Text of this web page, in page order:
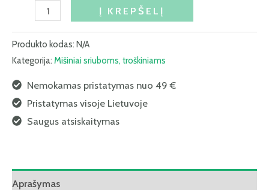
Į KREPŠELĮ
Produkto kodas: N/A
Kategorija: Mišiniai sriuboms, troškiniams
Nemokamas pristatymas nuo 49 €
Pristatymas visoje Lietuvoje
Saugus atsiskaitymas
Aprašymas